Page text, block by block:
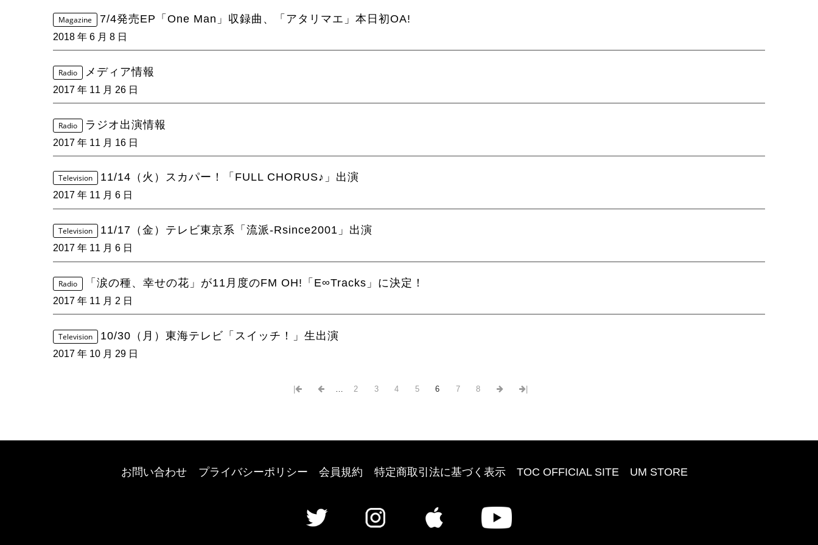
Magazine 7/4発売EP「One Man」収録曲、「アタリマエ」本日初OA!
2018 年 6 月 8 日
Radio メディア情報
2017 年 11 月 26 日
Radio ラジオ出演情報
2017 年 11 月 16 日
Television 11/14（火）スカパー！「FULL CHORUS♪」出演
2017 年 11 月 6 日
Television 11/17（金）テレビ東京系「流派-Rsince2001」出演
2017 年 11 月 6 日
Radio 「涙の種、幸せの花」が11月度のFM OH!「E∞Tracks」に決定！
2017 年 11 月 2 日
Television 10/30（月）東海テレビ「スイッチ！」生出演
2017 年 10 月 29 日
… 2 3 4 5 6 7 8
お問い合わせ プライバシーポリシー 会員規約 特定商取引法に基づく表示 TOC OFFICIAL SITE UM STORE